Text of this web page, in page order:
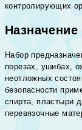
контролирующих
Набор
порезах, ушибах,
неотложных
безопасности
спирта, пластыри
перевязочные